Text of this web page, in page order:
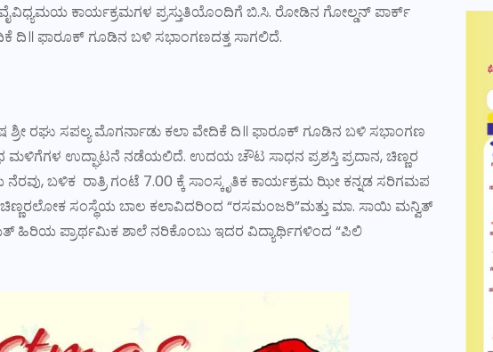
ಕಾರ್ಯಕ್ರಮಗಳ ಪ್ರಸ್ತುತಿಯೊಂದಿಗೆ ಬಿ.ಸಿ. ರೋಡಿನ ಗೋಲ್ಡನ್ ಪಾರ್ಕ್
ದಿ॥ ಫಾರೂಕ್ ಗೂಡಿನ ಬಳಿ ಸಭಾಂಗಣದತ್ತ ಸಾಗಲಿದೆ.
ಶ್ರೀ ರಘು ಸಪಲ್ಯ ಮೊಗರ್ನಾಡು ಕಲಾ ವೇದಿಕೆ ದಿ॥ ಫಾರೂಕ್ ಗೂಡಿನ ಬಳಿ ಸಭಾಂಗಣ
ಉದ್ಘಾಟನೆ ನಡೆಯಲಿದೆ. ಉದಯ ಚೌಟ ಸಾಧನ ಪ್ರಶಸ್ತಿ ಪ್ರದಾನ, ಚಿಣ್ಣರ
ನೆರವು, ಬಳಿಕ ರಾತ್ರಿ ಗಂಟೆ 7.00 ಕ್ಕೆ ಸಾಂಸ್ಕೃತಿಕ ಕಾರ್ಯಕ್ರಮ ಝೀ ಕನ್ನಡ ಸರಿಗಮಪ
ಚಿಣ್ಣರಲೋಕ ಸಂಸ್ಥೆಯ ಬಾಲ ಕಲಾವಿದರಿಂದ “ರಸಮಂಜರಿ”ಮತ್ತು ಮಾ. ಸಾಯಿ ಮನ್ವಿತ್
ಹಿರಿಯ ಪ್ರಾರ್ಥಮಿಕ ಶಾಲೆ ನರಿಕೊಂಬು ಇದರ ವಿದ್ಯಾರ್ಥಿಗಳಿಂದ “ಪಿಲಿ